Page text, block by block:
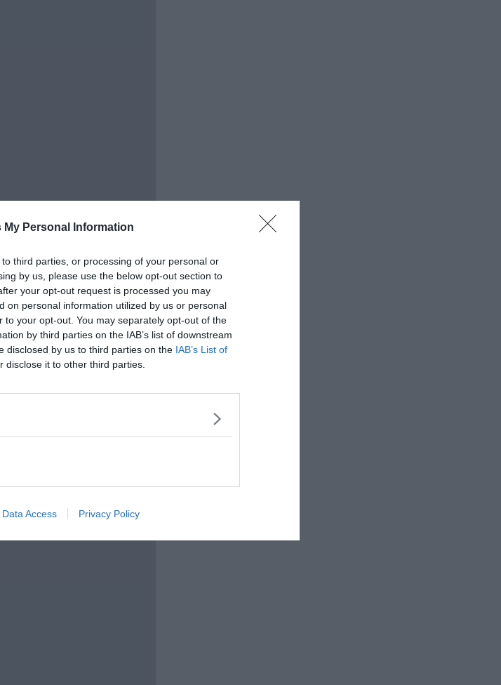
My Personal Information
third parties, or processing of your personal or
by us, please use the below opt-out section to
your opt-out request is processed you may
on personal information utilized by us or personal
your opt-out. You may separately opt-out of the
by third parties on the IAB’s list of downstream
disclosed by us to third parties on the IAB’s List of
disclose it to other third parties.
Data Access Privacy Policy